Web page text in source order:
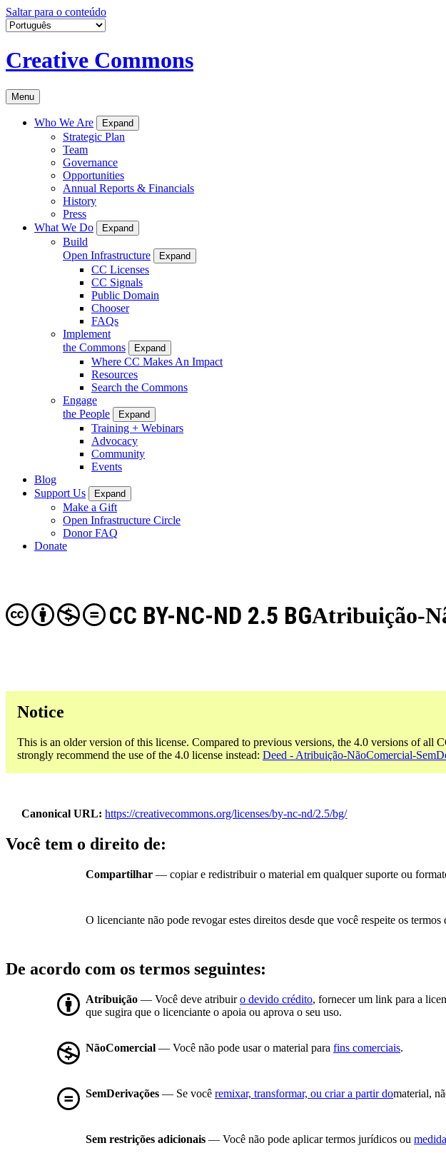
Saltar para o conteúdo
Creative Commons
Menu
Who We Are Expand
Strategic Plan
Team
Governance
Opportunities
Annual Reports & Financials
History
Press
What We Do
Expand
Build
Open Infrastructure
Expand
CC Licenses
CC Signals
Public Domain
Chooser
FAQs
Implement
the Commons
Expand
Where CC Makes An Impact
Resources
Search the Commons
Engage
the People
Expand
Training + Webinars
Advocacy
Community
Events
Blog
Support Us
Expand
Make a Gift
Open Infrastructure Circle
Donor FAQ
Donate
Atribuição-
CC BY-NC-ND 2.5 BG
Notice
This is an older version of this license. Compared to previous versions, the 4.0 versions of all
strongly recommend the use of the 4.0 license instead: Deed - Atribuição-NãoComercial-
Canonical URL https://creativecommons.org/licenses/by-nc-nd/2.5/bg/
Você tem o direito de:
Compartilhar — copiar e redistribuir o material em qualquer suporte ou
O licenciante não pode revogar estes direitos desde que você respeite os termos
De acordo com os termos seguintes:
Atribuição — Você deve atribuiro devido crédito, fornecer um link para a
que sugira que o licenciante o apoia ou aprova o seu uso.
NãoComercial — Você não pode usar o material para fins comerciais.
SemDerivações — Se você remixar, transformar, ou criar a partir domaterial,
Sem restrições adicionais — Você não pode aplicar termos jurídicos ou